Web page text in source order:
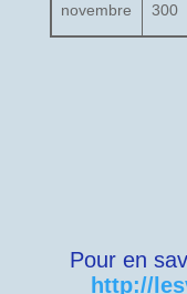
novembre
300
Pour en
http://les